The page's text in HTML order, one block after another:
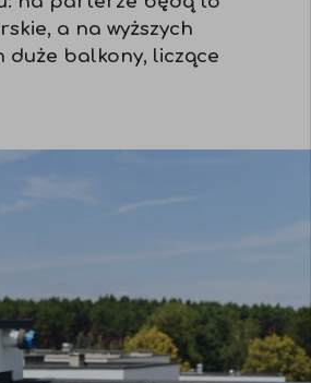
a na wyższych
duże balkony, liczące